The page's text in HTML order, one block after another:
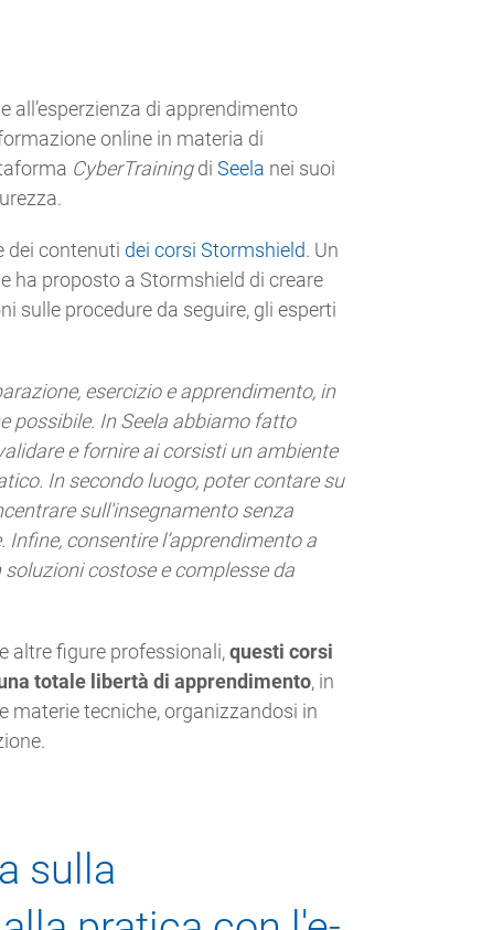
all’esperzienza di apprendimento
online in materia di
CyberTrainingdi Seela nei suoi
dei contenuti dei corsi Stormshield. Un
ha proposto a Stormshield di creare
sulle procedure da seguire, gli esperti
esercizio e apprendimento, in
possibile. In Seela abbiamo fatto
e fornire ai corsisti un ambiente
In secondo luogo, poter contare su
sull'insegnamento senza
consentire l’apprendimento a
costose e complesse da
altre figure professionali,questi corsi
totale libertà di apprendimento, in
materie tecniche, organizzandosi in
sulla